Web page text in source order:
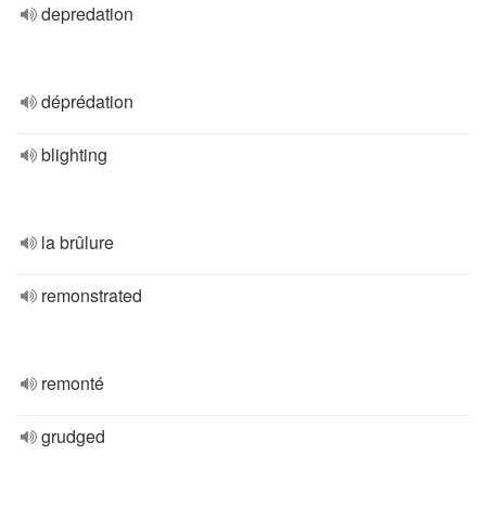
depredation
déprédation
blighting
la brûlure
remonstrated
remonté
grudged